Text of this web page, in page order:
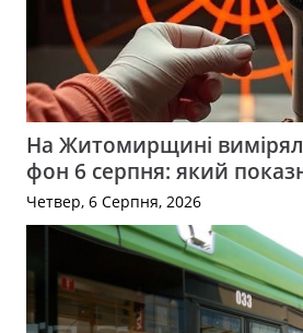
На Житомирщині
фон 6 серпня: який
Четвер, 6 Серпня, 2026